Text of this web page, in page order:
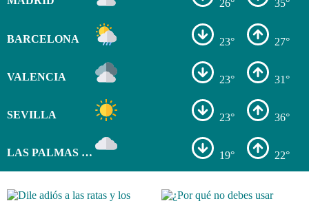
26° 35°
BARCELONA 23° 27°
VALENCIA 23° 31°
SEVILLA 23° 36°
LAS PALMAS DE GRAN CANARIA 19° 22°